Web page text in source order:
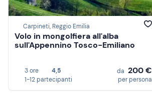
Carpineti, Reggio Emilia
Volo in mongolfiera all'alba
sull'Appennino Tosco-Emiliano
3 ore
4,5
1-12 partecipanti
da 200 €
per persona